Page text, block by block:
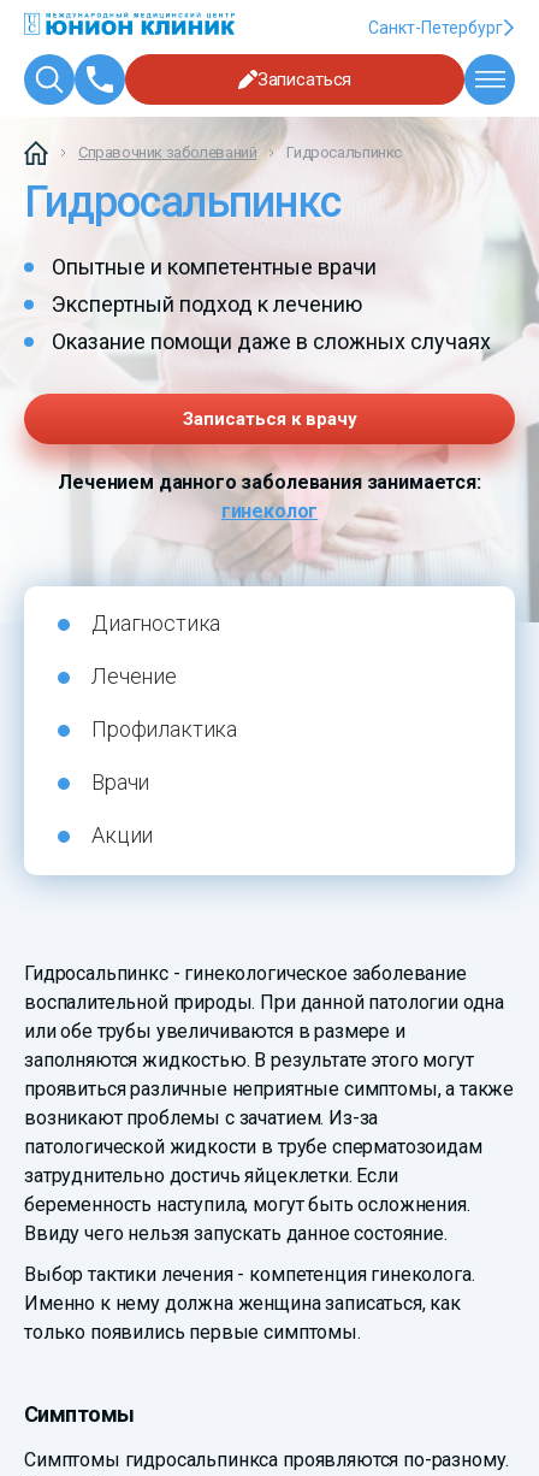
Санкт-Петербург
Записаться
Справочник заболеваний Гидросальпинкс
Гидросальпинкс
Опытные и компетентные врачи
Экспертный подход к лечению
Оказание помощи даже в сложных случаях
Записаться к врачу
Лечением данного заболевания занимается:
гинеколог
Диагностика
Лечение
Профилактика
Врачи
Акции
Гидросальпинкс - гинекологическое заболевание
воспалительной природы. При данной патологии одна
или обе трубы увеличиваются в размере и
заполняются жидкостью. В результате этого могут
проявиться различные неприятные симптомы, а также
возникают проблемы с зачатием. Из-за
патологической жидкости в трубе сперматозоидам
затруднительно достичь яйцеклетки. Если
беременность наступила, могут быть осложнения.
Ввиду чего нельзя запускать данное состояние.
Выбор тактики лечения - компетенция гинеколога.
Именно к нему должна женщина записаться, как
только появились первые симптомы.
Симптомы
Симптомы гидросальпинкса проявляются по-разному.